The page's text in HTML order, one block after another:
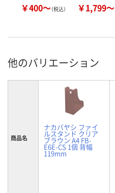
￥400～（税込） ￥1,799～
他のバリエーション
商品名
ナカバヤシ ファイ
ルスタンド クリア
ブラウン A4 FB-
E6E-CS 1個 背幅
119mm